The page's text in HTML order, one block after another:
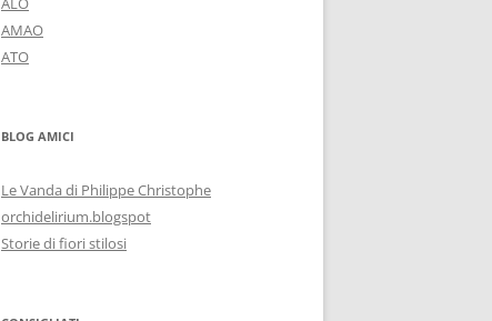
AMAO
ATO
BLOG AMICI
Le Vanda di Philippe Christophe
orchidelirium.blogspot
Storie di fiori stilosi